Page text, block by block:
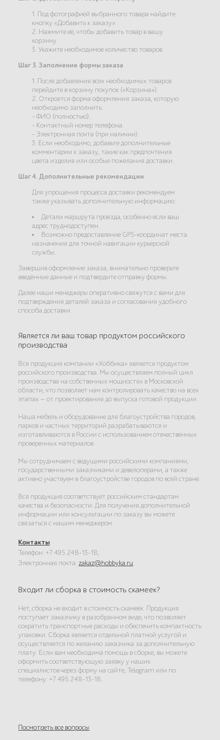
1. Под фотографией выбранного товара найдите
кнопку «Добавить к заказу».
2. Нажмите её, чтобы добавить товар в вашу
корзину.
3. Укажите необходимое количество товаров.
Шаг 3. Заполнение формы заказа
1. После добавления всех необходимых товаров
перейдите в корзину покупок («Корзина»).
2. Откроется форма оформления заказа, которую
необходимо заполнить:
- ФИО (полностью).
- Контактный номер телефона.
- Электронная почта (при наличии).
3. Если необходимо, добавьте дополнительные
комментарии к заказу, такие как предпочтения
цвета изделия или особые пожелания доставки.
Шаг 4. Дополнительные рекомендации
Для упрощения процесса доставки рекомендуем
также указывать дополнительную информацию:
Детали маршрута проезда, особенно если ваш
адрес труднодоступен.
Возможно предоставление GPS-координат места
назначения для точной навигации курьерской
службы.
Завершив оформление заказа, внимательно проверьте
введённые данные и подтвердите отправку формы.
Далее наши менеджеры оперативно свяжутся с вами для
подтверждения деталей заказа и согласования удобного
способа доставки.
Является ли ваш товар продуктом российского
производства
Вся продукция компании «Хоббика» является продуктом
российского производства. Мы осуществляем полный цикл
производства на собственных мощностях в Московской
области, что позволяет нам контролировать качество на всех
этапах — от проектирования до выпуска готовой продукции.
Наша мебель и оборудование для благоустройства городов,
парков и частных территорий разрабатываются и
изготавливаются в России с использованием отечественных
проверенных материалов.
Мы сотрудничаем с ведущими российскими компаниями,
государственными заказчиками и девелоперами, а также
активно участвуем в благоустройстве городов по всей стране.
Вся продукция соответствует российским стандартам
качества и безопасности. Для получения дополнительной
информации или консультации по заказу вы можете
связаться с нашим менеджером.
Контакты:
Телефон: +7 495 248-13-18;
Электронная почта:zakaz@hobbyka.ru
Входит ли сборка в стоимость скамеек?
Нет, сборка не входит в стоимость скамеек. Продукция
поступает заказчику в разобранном виде, что позволяет
сократить транспортные расходы и обеспечить компактность
упаковки. Сборка является отдельной платной услугой и
осуществляется по желанию заказчика за дополнительную
плату. Если вам необходима помощь в сборке, вы можете
оформить соответствующую заявку у наших
специалистов через форму на сайте, Telegram или по
телефону: +7 495 248-13-18.
Посмотреть все вопросы